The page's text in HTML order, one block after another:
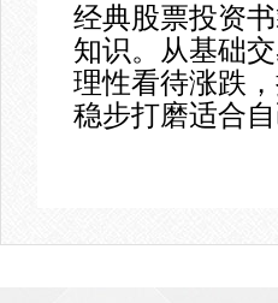
经典股票投资
知识。从基础
理性看待涨跌
稳步打磨适合